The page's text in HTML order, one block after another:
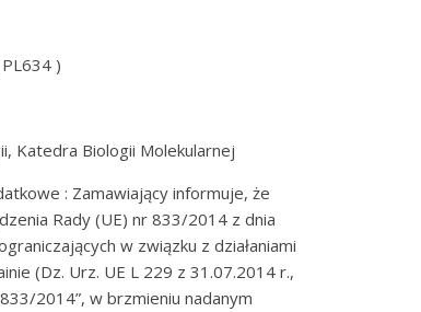
)
Katedra Biologii Molekularnej
: Zamawiający informuje, że
Rady (UE) nr 833/2014 z dnia
w związku z działaniami
(Dz. Urz. UE L 229 z 31.07.2014 r.,
2014”, w brzmieniu nadanym